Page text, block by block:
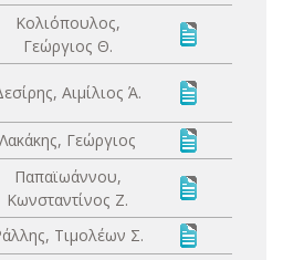
Κολιόπουλος,
Γεώργιος Θ.
Αιμίλιος Ά.
Λακάκης, Γεώργιος
Παπαϊωάννου,
Κωνσταντίνος Ζ.
Τιμολέων Σ.